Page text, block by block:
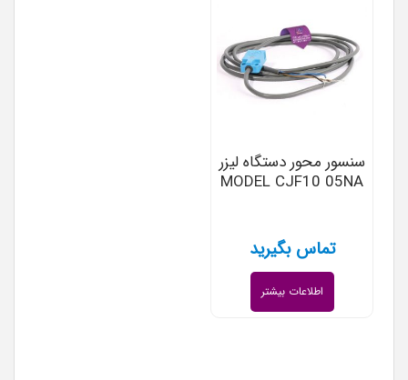
سنسور محور دستگاه لیزر
MODEL CJF10 05NA
تماس بگیرید
اطلاعات بیشتر